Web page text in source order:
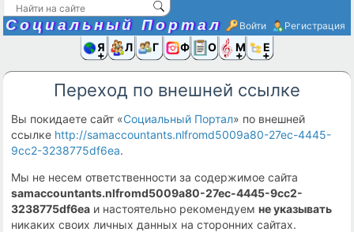
Социальный Портал Войти Регистрация
Я иЛюди
Группы
Фото Ещё
Переход по внешней ссылке
Вы покидаете сайт «Социальный Портал» по внешней
ссылке http://samaccountants.nlfromd5009a80-27ec-4445-
9cc2-3238775df6ea.
Мы не несем ответственности за содержимое сайта
samaccountants.nlfromd5009a80-27ec-4445-9cc2-
3238775df6ea и настоятельно рекомендуемне указывать
никаких своих личных данных на сторонних сайтах.